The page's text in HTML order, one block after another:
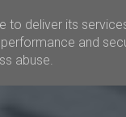
to deliver its
and
abuse.